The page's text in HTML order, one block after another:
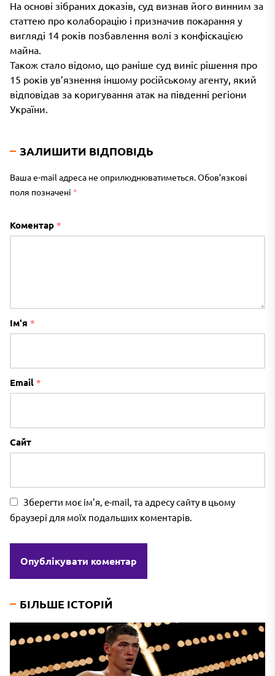
На основі зібраних доказів, суд визнав його винним за
статтею про колаборацію і призначив покарання у
вигляді 14 років позбавлення волі з конфіскацією
майна.
Також стало відомо, що раніше суд виніс рішення про
15 років ув’язнення іншому російському агенту, який
відповідав за коригування атак на південні регіони
України.
ЗАЛИШИТИ ВІДПОВІДЬ
Ваша e-mail адреса не оприлюднюватиметься.Обов’язкові
поля позначені *
Коментар *
Ім'я *
Email *
Сайт
Зберегти моє ім'я, e-mail, та адресу сайту в цьому
браузері для моїх подальших коментарів.
БІЛЬШЕ ІСТОРІЙ